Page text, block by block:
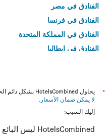
الفنادق في مصر
الفنادق في فرنسا
الفنادق في المملكة المتحدة
الفنادق في إيطاليا
*
يحاول HotelsCombined بشكل دائم الحصول على الأسعار الدقيقة، ولكن
لا يمكن ضمان الأسعار .
إليك السبب:
HotelsCombined ليس البائع